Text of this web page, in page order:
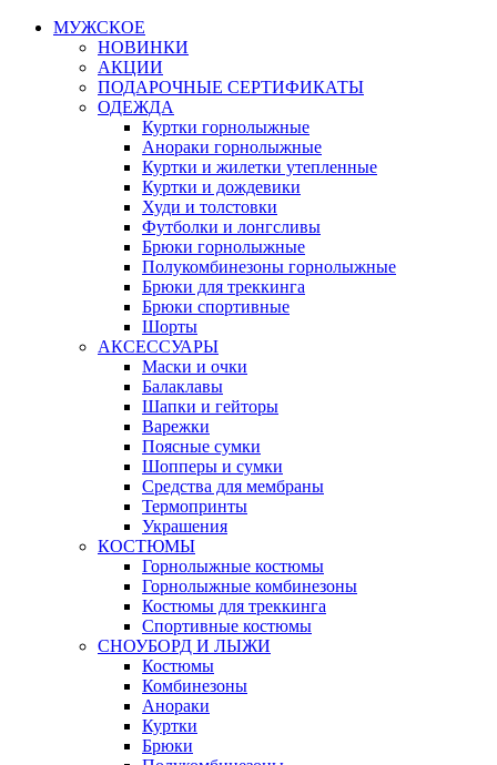
МУЖСКОЕ
НОВИНКИ
АКЦИИ
ПОДАРОЧНЫЕ СЕРТИФИКАТЫ
ОДЕЖДА
Куртки горнолыжные
Анораки горнолыжные
Куртки и жилетки утепленные
Куртки и дождевики
Худи и толстовки
Футболки и лонгсливы
Брюки горнолыжные
Полукомбинезоны горнолыжные
Брюки для треккинга
Брюки спортивные
Шорты
АКСЕССУАРЫ
Маски и очки
Балаклавы
Шапки и гейторы
Варежки
Поясные сумки
Шопперы и сумки
Средства для мембраны
Термопринты
Украшения
КОСТЮМЫ
Горнолыжные костюмы
Горнолыжные комбинезоны
Костюмы для треккинга
Спортивные костюмы
СНОУБОРД И ЛЫЖИ
Костюмы
Комбинезоны
Анораки
Куртки
Брюки